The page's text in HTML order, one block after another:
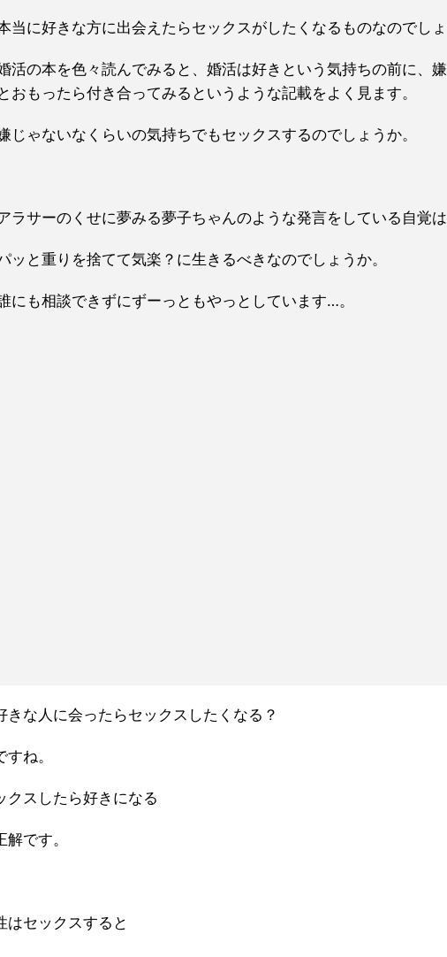
当に好きな方に出会えたらセックスがしたくなるものなのでしょ
活の本を色々読んでみると、婚活は好きという気持ちの前に、嫌
とおもったら付き合ってみるというような記載をよく見 ます。
じゃないなくらいの気持ちでもセックスするのでしょうか。
ラサーのくせに夢みる夢子ちゃんのような発言をしている自覚は
ッと重りを捨てて気楽？に生きるべきなのでしょうか。
にも相談できずにずーっともやっとしています…。
きな人に会ったらセックスしたくなる？
すね。
クスしたら好きになる
解です。
はセックスすると